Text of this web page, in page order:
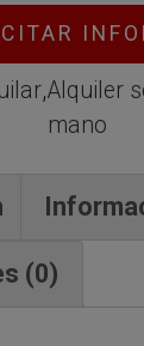
,Alquiler
mano
(0)